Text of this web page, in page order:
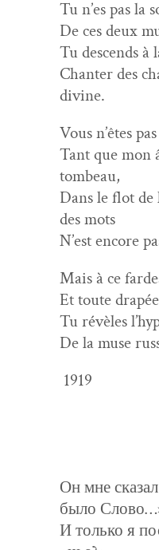
Tu n’es pas la
De ces deux
Tu descends
Chanter des
divine.
Vous n’êtes
Tant que mon
tombeau,
Dans le flot de
des mots
N’est encore
Mais à ce
Et toute
Tu révèles
De la muse
1919
Он мне
было
И только я